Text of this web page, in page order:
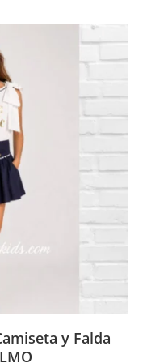
actual
y Falda